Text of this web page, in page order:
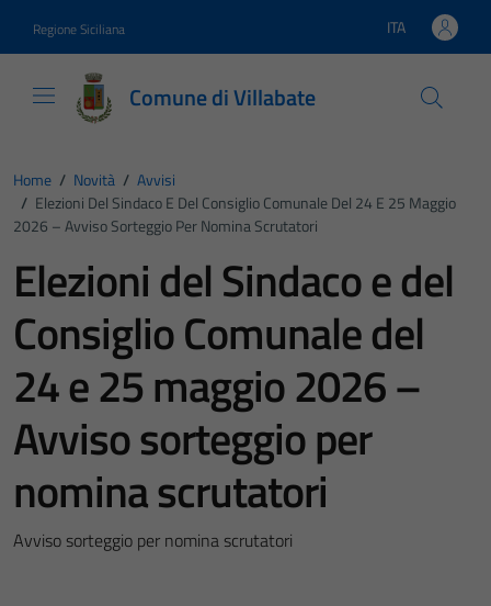
Regione Siciliana Lingua attiva:
ITA
Comune di Villabate
Home / Novità / Avvisi
/ Elezioni Del Sindaco E Del Consiglio Comunale Del 24 E 25 Maggio
2026 – Avviso Sorteggio Per Nomina Scrutatori
Elezioni del Sindaco e del
Consiglio Comunale del
24 e 25 maggio 2026 –
Avviso sorteggio per
nomina scrutatori
Avviso sorteggio per nomina scrutatori